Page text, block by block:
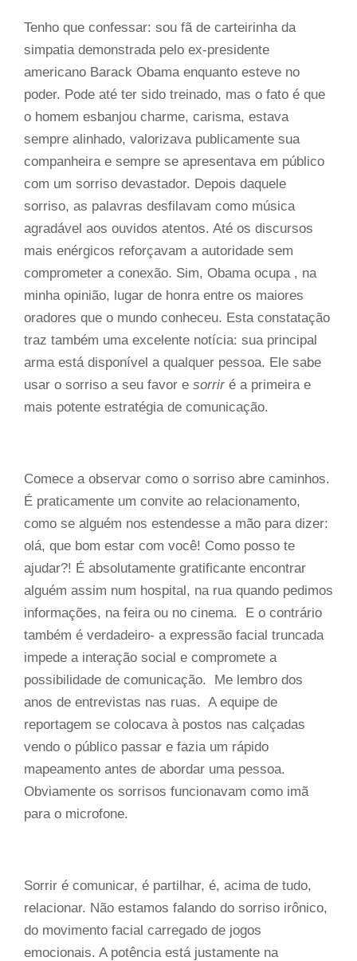
Tenho que confessar: sou fã de carteirinha da
simpatia demonstrada pelo ex-presidente
americano Barack Obama enquanto esteve no
poder. Pode até ter sido treinado, mas o fato é que
o homem esbanjou charme, carisma, estava
sempre alinhado, valorizava publicamente sua
companheira e sempre se apresentava em público
com um sorriso devastador. Depois daquele
sorriso, as palavras desfilavam como música
agradável aos ouvidos atentos. Até os discursos
mais enérgicos reforçavam a autoridade sem
comprometer a conexão. Sim, Obama ocupa , na
minha opinião, lugar de honra entre os maiores
oradores que o mundo conheceu. Esta constatação
traz também uma excelente notícia: sua principal
arma está disponível a qualquer pessoa. Ele sabe
usar o sorriso a seu favor e sorrir é a primeira e
mais potente estratégia de comunicação.
Comece a observar como o sorriso abre caminhos.
É praticamente um convite ao relacionamento,
como se alguém nos estendesse a mão para dizer:
olá, que bom estar com você! Como posso te
ajudar?! É absolutamente gratificante encontrar
alguém assim num hospital, na rua quando pedimos
informações, na feira ou no cinema. E o contrário
também é verdadeiro- a expressão facial truncada
impede a interação social e compromete a
possibilidade de comunicação. Me lembro dos
anos de entrevistas nas ruas. A equipe de
reportagem se colocava à postos nas calçadas
vendo o público passar e fazia um rápido
mapeamento antes de abordar uma pessoa.
Obviamente os sorrisos funcionavam como imã
para o microfone.
Sorrir é comunicar, é partilhar, é, acima de tudo,
relacionar. Não estamos falando do sorriso irônico,
do movimento facial carregado de jogos
emocionais. A potência está justamente na